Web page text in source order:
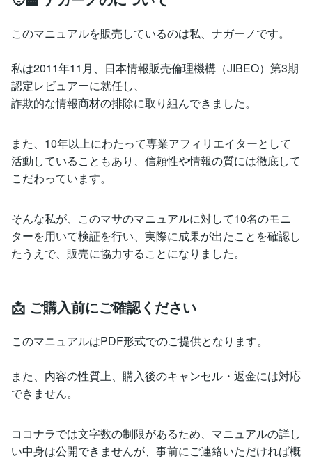
このマニュアルを販売しているのは私、ナガーノです。
私は2011年11月、日本情報販売倫理機構（JIBEO）第3期
認定レビュアーに就任し、
詐欺的な情報商材の排除に取り組んできました。
また、10年以上にわたって専業アフィリエイターとして
活動していることもあり、信頼性や情報の質には徹底して
こだわっています。
そんな私が、このマサのマニュアルに対して10名のモニ
ターを用いて検証を行い、実際に成果が出たことを確認し
たうえで、販売に協力することになりました。
📩 ご購入前にご確認ください
このマニュアルはPDF形式でのご提供となります。
また、内容の性質上、購入後のキャンセル・返金には対応
できません。
ココナラでは文字数の制限があるため、マニュアルの詳し
い中身は公開できませんが、事前にご連絡いただければ概